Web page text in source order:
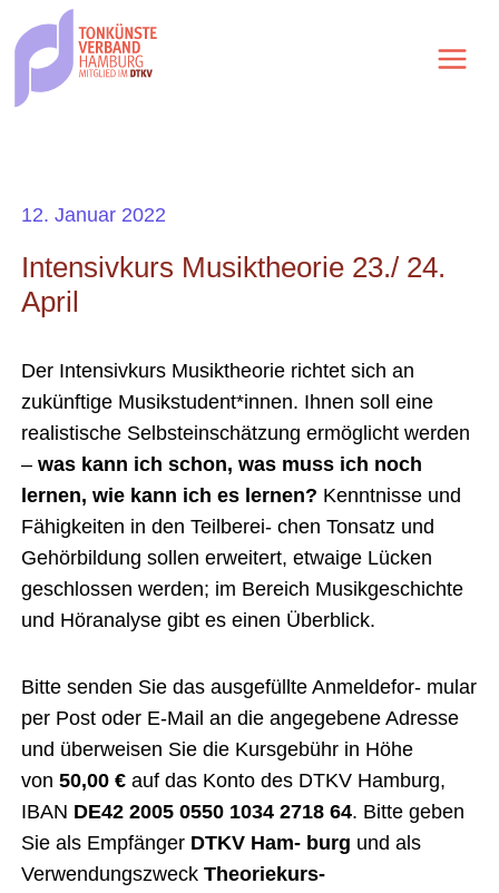
Inhalt
springen
12. Januar 2022
Intensivkurs Musiktheorie 23./ 24.
April
Der Intensivkurs Musiktheorie richtet sich an
zukünftige Musikstudent*innen. Ihnen soll eine
realistische Selbsteinschätzung ermöglicht werden
–was kann ich schon, was muss ich noch
lernen, wie kann ich es lernen? Kenntnisse und
Fähigkeiten in den Teilberei- chen Tonsatz und
Gehörbildung sollen erweitert, etwaige Lücken
geschlossen werden; im Bereich Musikgeschichte
und Höranalyse gibt es einen Überblick.
Bitte senden Sie das ausgefüllte Anmeldefor- mular
per Post oder E-Mail an die angegebene Adresse
und überweisen Sie die Kursgebühr in Höhe
von50,00 €auf das Konto des DTKV Hamburg,
IBAN DE42 2005 0550 1034 2718 64. Bitte geben
Sie als Empfänger DTKV Ham- burg und als
VerwendungszweckTheoriekurs-